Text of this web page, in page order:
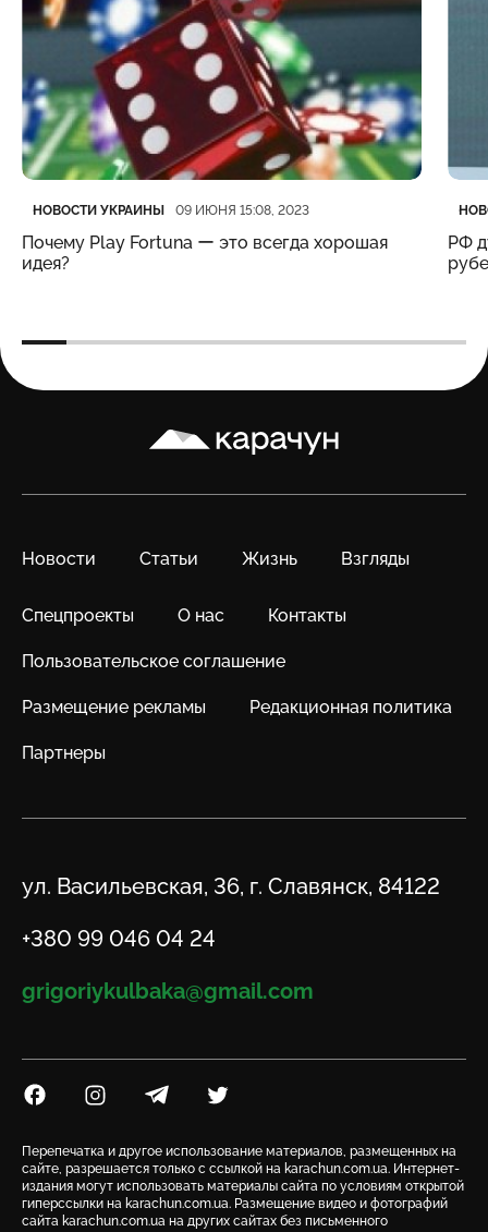
Категория
НОВОСТИ УКРАИНЫ
Дата публикации 09 ИЮНЯ 15:08, 2023
Почему Play Fortuna ー это всегда хорошая
идея?
РФ
Карачун
Новости Статьи Жизнь Взгляды
Спецпроекты О нас Контакты
Пользовательское соглашение
Размещение рекламы Редакционная политика
Партнеры
Адрес
ул. Васильевская, 36, г. Славянск, 84122
Телефон
+380 99 046 04 24
Email
grigoriykulbaka@gmail.com
Посилання на Facebook
Посилання на Instagram
Посилання на Telegram
Посилання на Twitter
Перепечатка и другое использование материалов, размещенных на
сайте, разрешается только с ссылкой на karachun.com.ua. Интернет-
издания могут использовать материалы сайта по условиям открытой
гиперссылки на karachun.com.ua. Размещение видео и фотографий
сайта karachun.com.ua на других сайтах без письменного